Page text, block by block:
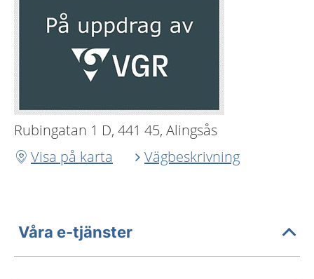
Rubingatan 1 D, 441 45, Alingsås
Visa på karta
Vägbeskrivning
Våra e-tjänster